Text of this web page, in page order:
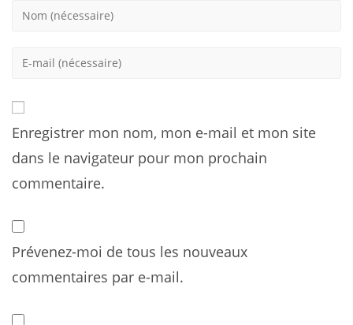
Enter
comment
Enter
address
to
comment
Enregistrer mon nom, mon e-mail et mon site
dans le navigateur pour mon prochain
commentaire.
Prévenez-moi de tous les nouveaux
commentaires par e-mail.